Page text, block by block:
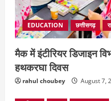
EDUCATION छत्तीसगढ़
मैक में इंटीरियर डिजाइन
हथकरघा दिवस
rahul choubey August 7,